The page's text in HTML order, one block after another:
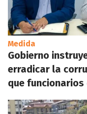
Medida
Gobierno
erradicar la
que